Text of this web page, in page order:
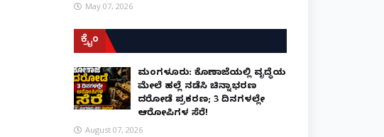
May 07, 2026
ಕ್ರೈಂ
ಮಂಗಳೂರು: ಕೊಣಾಜೆಯಲ್ಲಿ ವೃದ್ಧೆಯ
ಮೇಲೆ ಹಲ್ಲೆ ನಡೆಸಿ ಚಿನ್ನಾಭರಣ
ದರೋಡೆ ಪ್ರಕರಣ; 3 ದಿನಗಳಲ್ಲೇ
ಆರೋಪಿಗಳ ಸೆರೆ!
August 07, 2026